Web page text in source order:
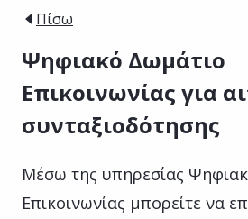
Πίσω
Ψηφιακό Δωμάτιο
Επικοινωνίας για
συνταξιοδότησης
Μέσω της υπηρεσίας
Επικοινωνίας μπορείτε να